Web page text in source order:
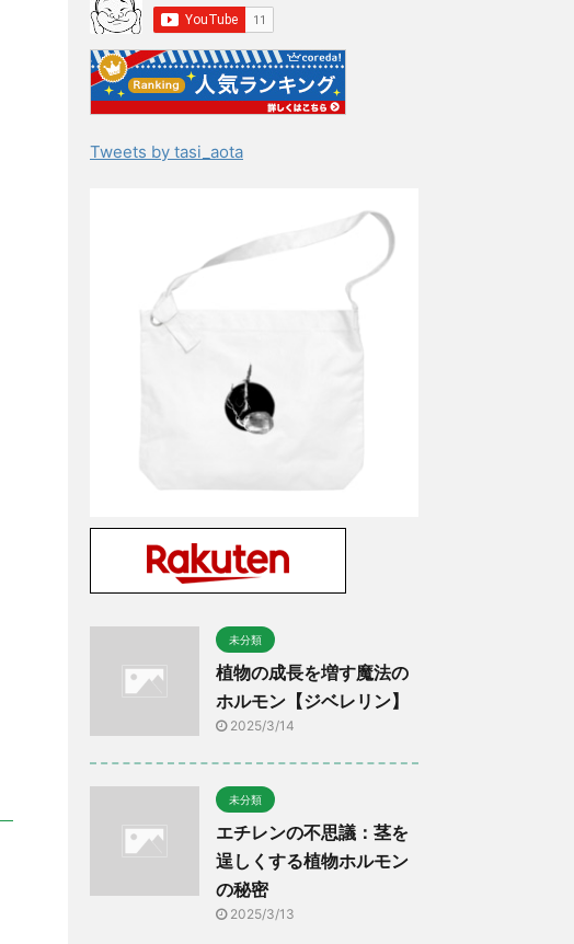
Tweets by tasi_aota
未分類
植物の成長を増す魔法の
ホルモン【ジベレリン】
2025/3/14
未分類
エチレンの不思議：茎を
逞しくする植物ホルモン
の秘密
2025/3/13